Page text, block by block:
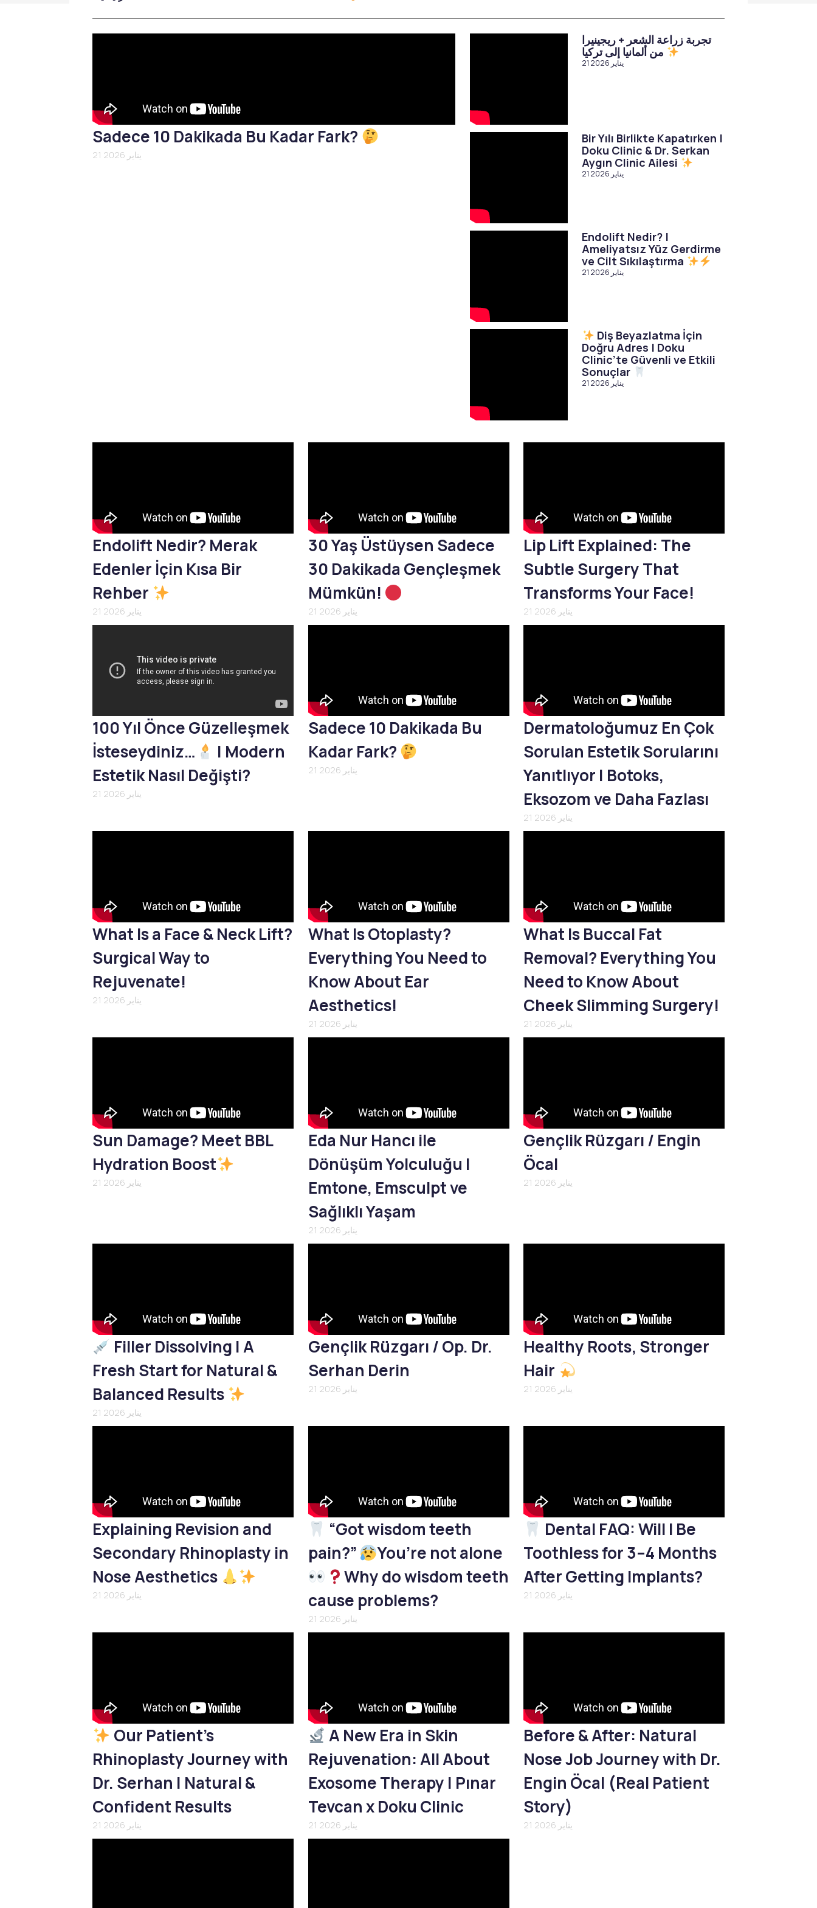
التخفيف الإقليمي
إبرة الذهب القرمزي
شد الوجه بالخيوط
الحمض النووي للسلمون
لقاح الكولاجين
العناية بالبشرة الطبية بجهاز
OxyGeneo
Sadece 10 Dakikada Bu Kadar Fark?
21 يناير 2026
تجربة زراعة الشعر + ريجينيرا
21 يناير 2026
Bir Yılı Birlikte Kapatırken |
Doku Clinic & Dr. Serkan
Aygın Clinic Ailesi
21 يناير 2026
Endolift Nedir? |
Ameliyatsız Yüz Gerdirme
ve Cilt Sıkılaştırma
21 يناير 2026
Diş Beyazlatma İçin
Doğru Adres | Doku
Clinic’te Güvenli ve Etkili
Sonuçlar
21 يناير 2026
Endolift Nedir? Merak
Edenler İçin Kısa Bir
Rehber
21 يناير 2026
30 Yaş Üstüysen Sadece
30 Dakikada Gençleşmek
Mümkün!
21 يناير 2026
Lip Lift Explained: The
Subtle Surgery That
Transforms Your Face!
21 يناير 2026
100 Yıl Önce Güzelleşmek
İsteseydiniz…
| Modern
Estetik Nasıl Değişti?
21 يناير 2026
Sadece 10 Dakikada Bu
Kadar Fark?
21 يناير 2026
Dermatoloğumuz En Çok
Sorulan Estetik Sorularını
Yanıtlıyor | Botoks,
Eksozom ve Daha Fazlası
21 يناير 2026
What Is a Face & Neck Lift?
Surgical Way to
Rejuvenate!
21 يناير 2026
What Is Otoplasty?
Everything You Need to
Know About Ear
Aesthetics!
21 يناير 2026
What Is Buccal Fat
Removal? Everything You
Need to Know About
Cheek Slimming Surgery!
21 يناير 2026
Sun Damage? Meet BBL
Hydration Boost
21 يناير 2026
Eda Nur Hancı ile
Dönüşüm Yolculuğu |
Emtone, Emsculpt ve
Sağlıklı Yaşam
21 يناير 2026
Gençlik Rüzgarı / Engin
Öcal
21 يناير 2026
Filler Dissolving | A
Fresh Start for Natural &
Balanced Results
21 يناير 2026
Gençlik Rüzgarı / Op. Dr.
Serhan Derin
21 يناير 2026
Healthy Roots, Stronger
Hair
21 يناير 2026
Explaining Revision and
Secondary Rhinoplasty in
Nose Aesthetics
21 يناير 2026
“Got wisdom teeth
pain?”
You’re not alone
Why do wisdom teeth
cause problems?
21 يناير 2026
Dental FAQ: Will I Be
Toothless for 3–4 Months
After Getting Implants?
21 يناير 2026
Our Patient’s
Rhinoplasty Journey with
Dr. Serhan | Natural &
Confident Results
21 يناير 2026
A New Era in Skin
Rejuvenation: All About
Exosome Therapy | Pınar
Tevcan x Doku Clinic
21 يناير 2026
Before & After: Natural
Nose Job Journey with Dr.
Engin Öcal (Real Patient
Story)
21 يناير 2026